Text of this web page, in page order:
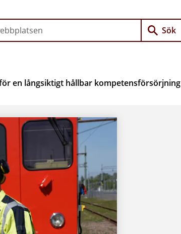
Sök
en långsiktigt hållbar kompetensförsörjning